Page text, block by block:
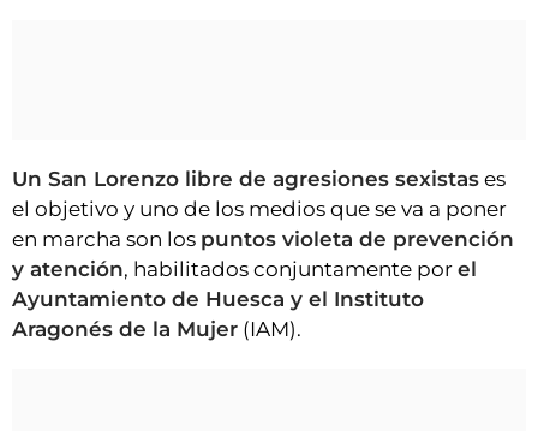
CLUB DEL AMIGO MILITANTE
INICIAR SESIÓN
Un San Lorenzo libre de agresiones sexistas es
el objetivo y uno de los medios que se va a poner
en marcha son los puntos violeta de prevención
y atención, habilitados conjuntamente por el
Ayuntamiento de Huesca y el Instituto
Aragonés de la Mujer (IAM).